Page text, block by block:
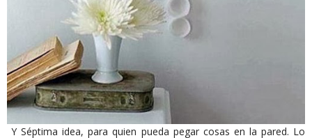
Y Séptima idea, para quien pueda pegar cosas en la pared. Lo